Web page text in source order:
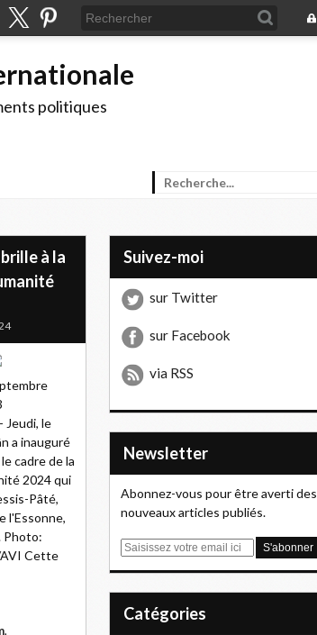
politiques
à la
Jeudi, le
a inauguré
cadre de la
2024 qui
Pâté,
l'Essonne,
Photo:
Cette
,
Suivez-moi
sur Twitter
sur Facebook
via RSS
Newsletter
Abonnez-vous pour être averti des
nouveaux articles publiés.
E
Catégories